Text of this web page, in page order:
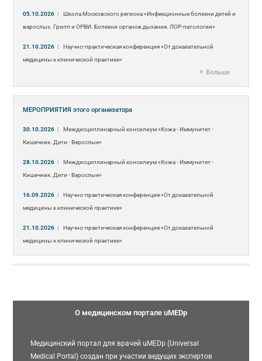
05.10.2026 |
Школа Московского региона «Инфекционные болезни детей и
взрослых. Грипп и ОРВИ. Болезни органов дыхания. ЛОР-патологии»
21.10.2026 |
Научно-практическая конференция «От доказательной
медицины к клинической практике»
Больше
МЕРОПРИЯТИЯэтого организатора
30.10.2026 |
Междисциплинарный консилиум «Кожа - Иммунитет -
Кишечник. Дети - Взрослые»
28.10.2026 |
Междисциплинарный консилиум «Кожа - Иммунитет -
Кишечник. Дети - Взрослые»
16.09.2026 |
Научно-практическая конференция «От доказательной
медицины к клинической практике»
21.10.2026 |
Научно-практическая конференция «От доказательной
медицины к клинической практике»
О медицинском портале uMEDp
Медицинский портал для врачей uMEDp (Universal
Medical Portal) создан при участии ведущих экспертов